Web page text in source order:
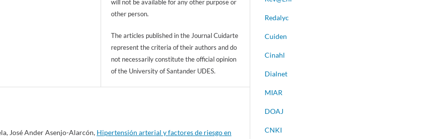
will not be available for any other purpose or
other person.
The articles published in the Journal Cuidarte
represent the criteria of their authors and do
not necessarily constitute the official opinion
of the University of Santander UDES.
José Ander Asenjo-Alarcón, Hipertensión arterial y factores de riesgo en
Redalyc
Cuiden
Cinahl
Dialnet
MIAR
DOAJ
CNKI